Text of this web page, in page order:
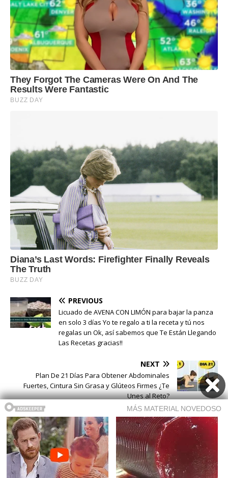
PREVIOUS
Licuado de AVENA CON LIMÓN para bajar la panza
en solo 3 días Yo te regalo a ti la receta y tú nos
regalas un Ok, así sabemos que Te Están Llegando
Las Recetas gracias!!
NEXT
Plan De 21 Días Para Obtener Abdominales
Fuertes, Cintura Sin Grasa y Glúteos Firmes ¿Te
Unes al Reto?
Buscar
Buscar